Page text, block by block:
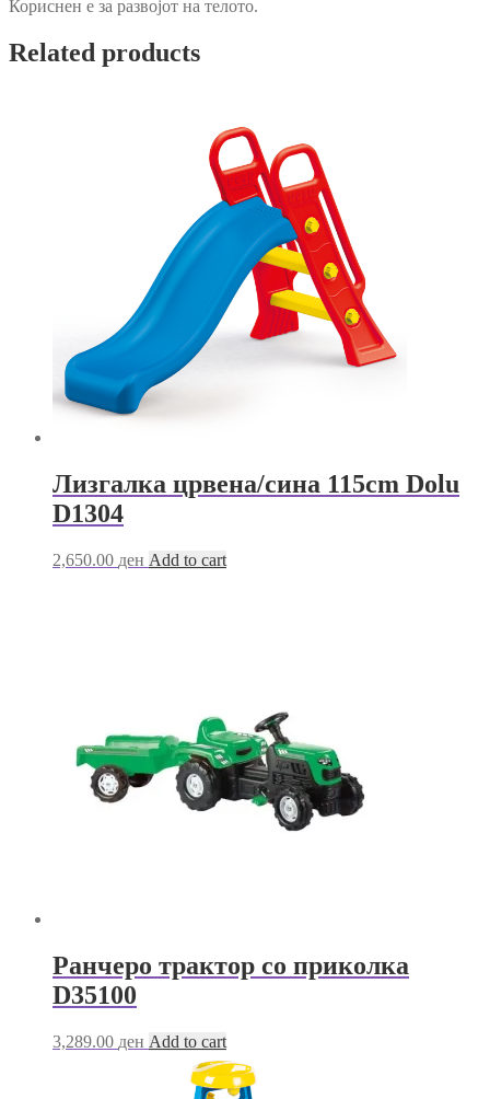
Кориснен е за развојот на телото.
Related products
Лизгалка црвена/сина 115cm Dolu
D1304
2,650.00 ден Add to cart
Ранчеро трактор со приколка
D35100
3,289.00 ден Add to cart